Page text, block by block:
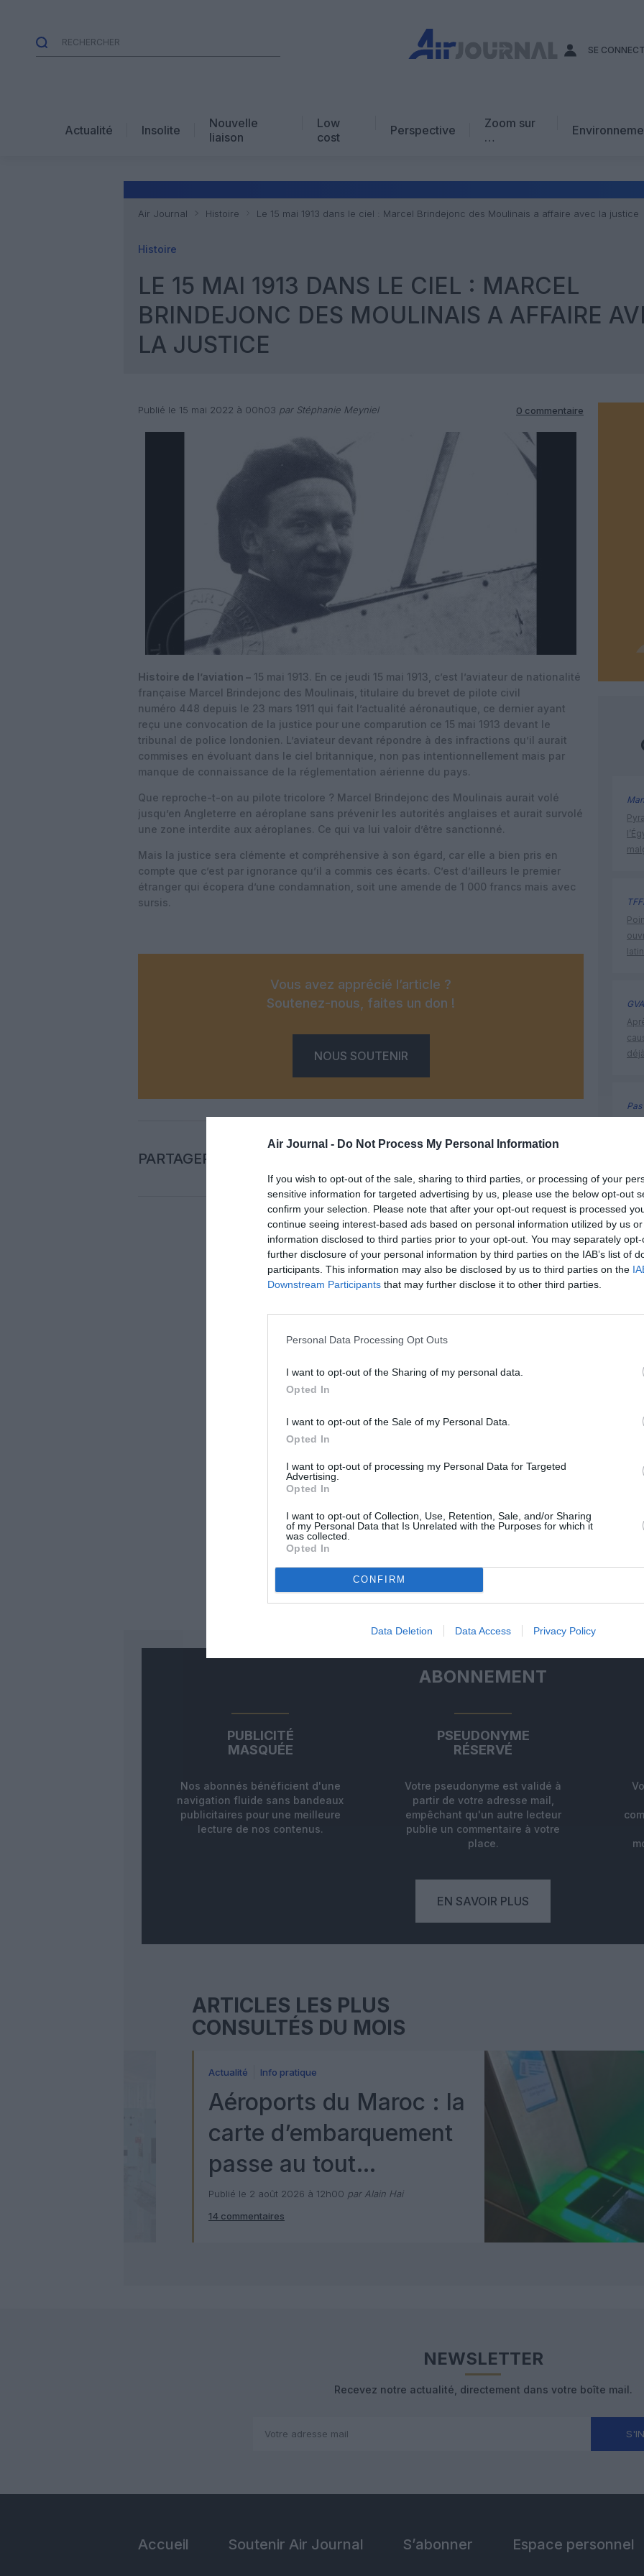
Air Journal - Do Not Process My Personal Information
If you wish to opt-out of the sale, sharing to third parties, or processing of your
sensitive information for targeted advertising by us, please use the below opt-out
confirm your selection. Please note that after your opt-out request is processed
continue seeing interest-based ads based on personal information utilized by us
information disclosed to third parties prior to your opt-out. You may separately
further disclosure of your personal information by third parties on the IAB’s list of
participants. This information may also be disclosed by us to third parties on the
Downstream Participants that may further disclose it to other third parties.
Personal Data Processing Opt Outs
I want to opt-out of the Sharing of my personal data.
Opted In
I want to opt-out of the Sale of my Personal Data.
Opted In
I want to opt-out of processing my Personal Data for Targeted
Advertising.
Opted In
I want to opt-out of Collection, Use, Retention, Sale, and/or Sharing
of my Personal Data that Is Unrelated with the Purposes for which it
was collected.
Opted In
CONFIRM
Data Deletion Data Access Privacy Policy
SE
Actualité Insolite
Nouvelle
liaison
Low
cost
Perspective
Zoom sur
…
Avis d’expert
Air Journal Histoire Le 15 mai 1913 dans le ciel : Marcel Brindejonc des Moulinais a affaire avec la justice
Histoire
LE 15 MAI 1913 DANS LE CIEL : MARCEL
BRINDEJONC DES MOULINAIS A AFFAIRE
LA JUSTICE
Publié le 15 mai 2022 à 00h03 par Stéphanie Meyniel 0 commentaire
Histoire de l’aviation – 15 mai 1913. En ce jeudi 15 mai 1913, c’est l’aviateur de nationalité
française Marcel Brindejonc des Moulinais, titulaire du brevet de pilote civil
numéro 448 depuis le 23 mars 1911 qui fait l’actualité aéronautique, ce dernier ayant
reçu une convocation de la justice pour une comparution ce 15 mai 1913 devant le
tribunal de police londonien. L’aviateur devant répondre à des infractions qu’il aurait
commises en évoluant dans le ciel britannique, non pas intentionnellement mais par
manque de connaissance de la réglementation aérienne du pays.
Que reproche-t-on au pilote tricolore ? Marcel Brindejonc des Moulinais aurait volé
jusqu’en Angleterre en aéroplane sans prévenir les autorités anglaises et aurait survolé
une zone interdite aux aéroplanes. Ce qui va lui valoir d’être sanctionné.
Mais la justice sera clémente et compréhensive à son égard, car elle a bien pris en
compte que c’est par ignorance qu’il a commis ces écarts. C’est d’ailleurs le premier
étranger qui écopera d’une condamnation, soit une amende de 1 000 francs mais avec
sursis.
Vous avez apprécié l’article ?
Soutenez-nous, faites un don !
NOUS SOUTENIR
PARTAGER L'ARTICLE
FacebookTwitterPinterestLinkedInEmail Print
Aucun commentaire !
LAISSER UN COMMENTAIRE
histoire
ABONNEMENT
PUBLICITÉ
MASQUÉE
Nos abonnés bénéficient d'une
navigation fluide sans bandeaux
publicitaires pour une meilleure
lecture de nos contenus.
PSEUDONYME
RÉSERVÉ
Votre pseudonyme est validé à
partir de votre adresse mail,
empêchant qu'un autre lecteur
publie un commentaire à votre
place.
EN SAVOIR PLUS
ARTICLES LES PLUS
CONSULTÉS DU MOIS
Actualité Info pratique
Aéroports du Maroc : la
carte d’embarquement
passe au tout
numérique avec Pax
Check
Publié le 2 août 2026 à 12h00 par Alain Hai
14 commentaires
NEWSLETTER
Recevez notre actualité, directement dans votre boîte mail.
Accueil Soutenir Air Journal S’abonner Espace personnel